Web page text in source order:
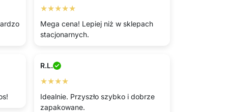
★★★★★
Mega cena! Lepiej niż w sklepach
stacjonarnych.
R.L.
★★★★
Idealnie. Przyszło szybko i dobrze
zapakowane.